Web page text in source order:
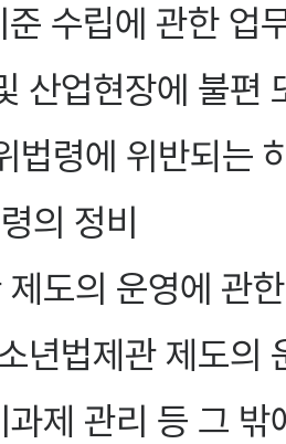
수립에 관한 업
산업현장에 불편
법령에 위반되는
의 정비
도의 운영에 관
년법제관 제도의
제 관리 등 그